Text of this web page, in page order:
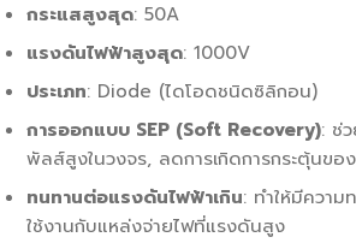
กระแสสูงสุด: 50A
แรงดันไฟฟ้าสูงสุด: 1000V
ประเภท: Diode (ไดโอดชนิดซิลิกอน)
การออกแบบ SEP (Soft Recovery): ช่
พัลส์สูงในวงจร, ลดการเกิดการกระตุ้นขอ
ทนทานต่อแรงดันไฟฟ้าเกิน: ทำให้มีความ
ใช้งานกับแหล่งจ่ายไฟที่แรงดันสูง